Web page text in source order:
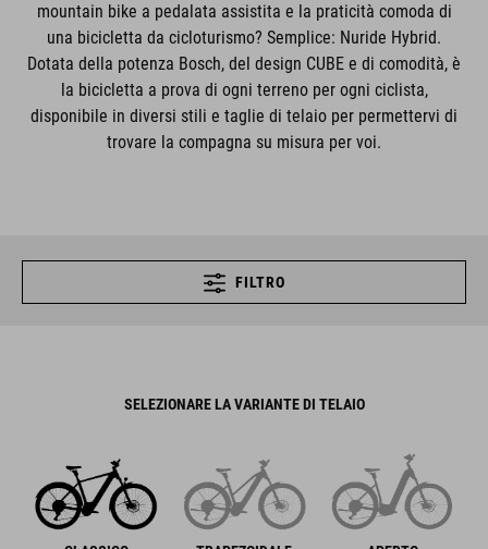
mountain bike a pedalata assistita e la praticità comoda di
una bicicletta da cicloturismo? Semplice: Nuride Hybrid.
Dotata della potenza Bosch, del design CUBE e di comodità, è
la bicicletta a prova di ogni terreno per ogni ciclista,
disponibile in diversi stili e taglie di telaio per permettervi di
trovare la compagna su misura per voi.
FILTRO
SELEZIONARE LA VARIANTE DI TELAIO